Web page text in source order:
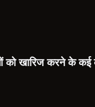
को खारिज करने के